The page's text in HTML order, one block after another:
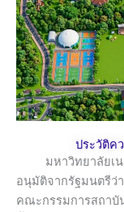
ประวัติค
มหาวิทยาลัยเนชั่
อนุมัติจากรัฐมนตรีว่
คณะกรรมการสถาบั